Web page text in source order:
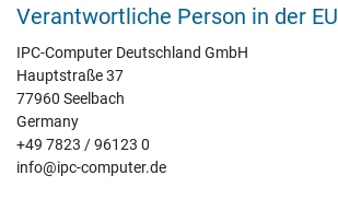
Verantwortliche Person in der EU
IPC-Computer Deutschland GmbH
Hauptstraße 37
77960 Seelbach
Germany
+49 7823 / 96123 0
info@ipc-computer.de